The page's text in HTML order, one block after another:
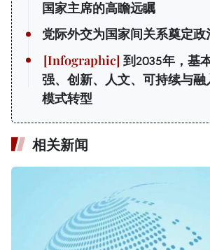
国家主席的高瞻远瞩
党际外交为国家间关系奠定政
到2035年，基
强、创新、人文、可持续与
模式转型
相关新闻